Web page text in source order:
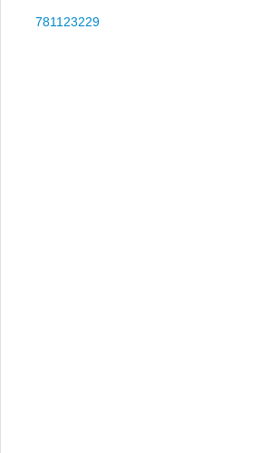
781123229